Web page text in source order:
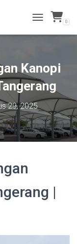
O
E
N
A
V
I
G
A
T
0
Kanopi
29, 2025
|